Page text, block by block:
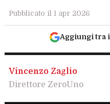
Pubblicato il 1 apr 2026
Aggiungi tra
Vincenzo Zaglio
Direttore ZeroUno